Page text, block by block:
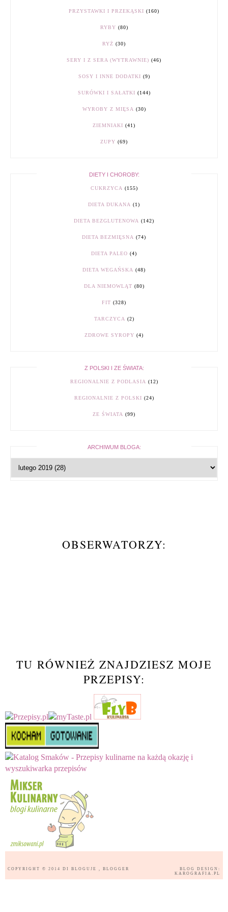
PRZYSTAWKI I PRZEKĄSKI (160)
RYBY (80)
RYŻ (30)
SERY I Z SERA (WYTRAWNIE) (46)
SOSY I INNE DODATKI (9)
SURÓWKI I SAŁATKI (144)
WYROBY Z MIĘSA (30)
ZIEMNIAKI (41)
ZUPY (69)
DIETY I CHOROBY:
CUKRZYCA (155)
DIETA DUKANA (1)
DIETA BEZGLUTENOWA (142)
DIETA BEZMIĘSNA (74)
DIETA PALEO (4)
DIETA WEGAŃSKA (48)
DLA NIEMOWLĄT (80)
FIT (328)
TARCZYCA (2)
ZDROWE SYROPY (4)
Z POLSKI I ZE ŚWIATA:
REGIONALNIE Z PODLASIA (12)
REGIONALNIE Z POLSKI (24)
ZE ŚWIATA (99)
ARCHIWUM BLOGA:
OBSERWATORZY:
TU RÓWNIEŻ ZNAJDZIESZ MOJE
PRZEPISY:
COPYRIGHT © 2014 DI BLOGUJE , BLOGGER
BLOG DESIGN:
KAROGRAFIA.PL